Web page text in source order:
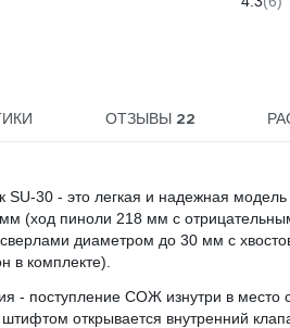
ОТЗЫВЫ 22
SU-30 - это легкая и надежная
(ход пиноли 218 мм с
диаметром до 30 мм с
в комплекте).
- поступление СОЖ изнутри в
открывается внутренний